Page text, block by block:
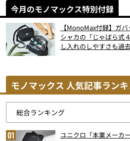
今月のモノマックス特別付録
【MonoMax付録】ガ
シャカの「じゃばら式
し入れのしやすさも過
モノマックス 人気記事ラン
ユニクロ「本業メーカ